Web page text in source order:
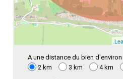
A une distance du bien d'environ
2 km
3 km 4 km